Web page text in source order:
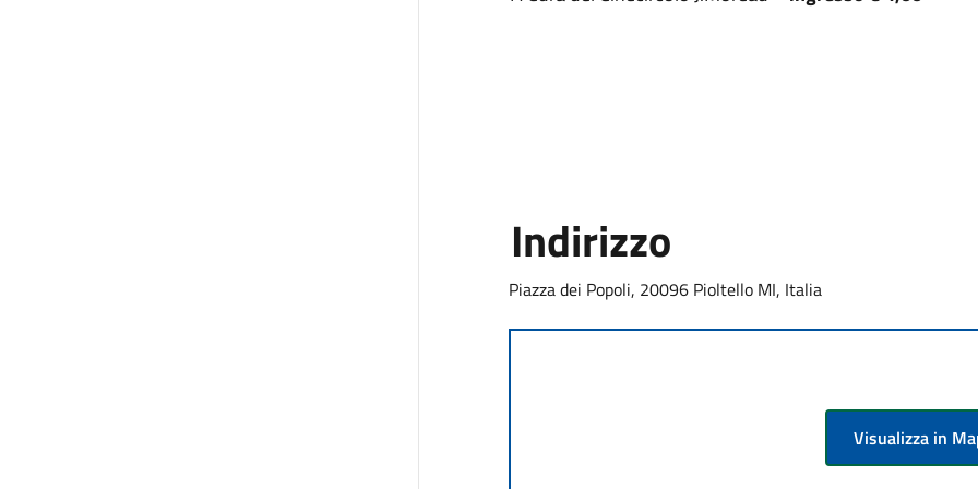
Indirizzo
Piazza dei Popoli, 20096 Pioltello MI, Italia
Visualizza in